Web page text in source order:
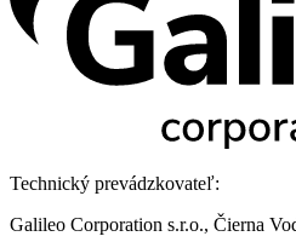
Technický prevádzkovateľ:
Galileo Corporation s.r.o., Čierna